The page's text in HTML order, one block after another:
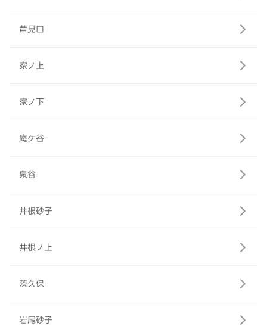
芦見口
家ノ上
家ノ下
庵ケ谷
泉谷
井根砂子
井根ノ上
茨久保
岩尾砂子